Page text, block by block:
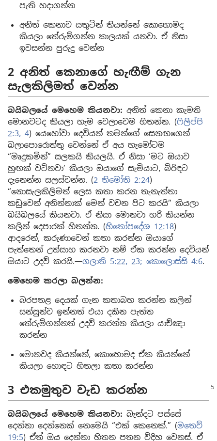
පැති හදාගන්න
අනිත් කෙනාව සතුටින් තියන්නේ කොහොමද
කියලා තේරුම්ගන්න කාලයක් යනවා. ඒ නිසා
ඉවසන්න පුරුදු වෙන්න
2 අනිත් කෙනාගේ හැඟීම් ගැන
සැලකිලිමත් වෙන්න
බයිබලයේ මෙහෙම කියනවා: අනිත් කෙනා කැමති
මොනවටද කියලා හැම වෙලාවෙම හිතන්න. (ෆිලිප්පි
2:3, 4) යෙහෝවා දෙවියන් තමන්ගේ සෙනඟගෙන්
බලාපොරොත්තු වෙන්නේ ඒ අය හැමෝටම
“මෘදුකමින්” සලකයි කියලයි. ඒ නිසා ‘මට ඔයාව
හුඟක් වටිනවා’ කියලා ඔයාගේ සැමියාට, බිරිඳට
දැනෙන්න සලස්වන්න. (2 තිමෝති 2:24)
“නොසැලකිලිමත් ලෙස කතා කරන තැනැත්තා
කඩුවෙන් අනින්නාක් මෙන් වචන පිට කරයි” කියලා
බයිබලයේ කියනවා. ඒ නිසා මොනවා හරි කියන්න
කලින් දෙපාරක් හිතන්න. (හිතෝපදේශ 12:18)
ආදරෙන්, කරුණාවෙන් කතා කරන්න ඔයාගේ
පැත්තෙන් උත්සාහ කරනවා නම් ඒක කරන්න දෙවියන්
ඔයාට උදව් කරයි.—ගලාති 5:22, 23; කොලොස්සි 4:6.
මෙහෙම කරලා බලන්න:
බරපතළ දෙයක් ගැන කතාබහ කරන්න කලින්
සන්සුන්ව ඉන්නත් එයා දකින පැත්ත
තේරුම්ගන්නත් උදව් කරන්න කියලා යාච්ඤා
කරන්න
මොනවද කියන්නේ, කොහොමද ඒක කියන්නේ
කියලා හොඳට හිතලා කතා කරන්න
3 එකමුතුව වැඩ කරන්න
බයිබලයේ මෙහෙම කියනවා: බැන්දට පස්සේ
දෙන්නා දෙන්නෙක් නෙමෙයි “එක් කෙනෙක්.” (මතෙව්
19:5) ඒත් ඔය දෙන්නා හිතන පතන විදිහ වෙනස්. ඒ